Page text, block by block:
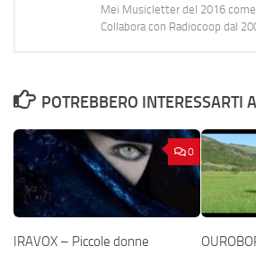
Mei Musicletter del 2016
Collabora con Radiocoop dal
POTREBBERO INTERESSARTI
0
IRAVOX – Piccole donne